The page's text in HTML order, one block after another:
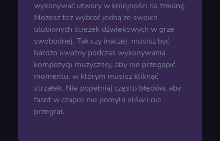
wykonywać utwory w kolejności na zmianę.
Możesz też wybrać jedną ze swoich
ulubionych ścieżek dźwiękowych w grze
swobodnej. Tak czy inaczej, musisz być
bardzo uważny podczas wykonywania
kompozycji muzycznej, aby nie przegapić
momentu, w którym musisz kliknąć
strzałek. Nie popełniaj często błędów, aby
facet w czapce nie pomylił słów i nie
przegrał.